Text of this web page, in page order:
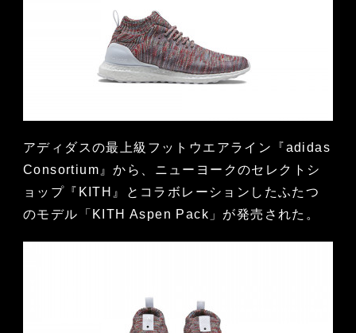
アディダスの最上級フットウエアライン『adidas
Consortium』から、ニューヨークのセレクトシ
ョップ『KITH』とコラボレーションしたふたつ
のモデル「KITH Aspen Pack」が発売された。